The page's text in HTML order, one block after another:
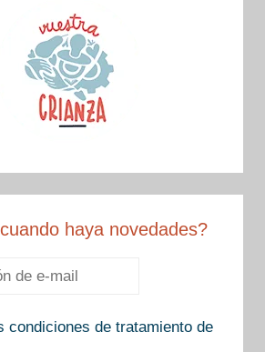
haya novedades?
condiciones de tratamiento de